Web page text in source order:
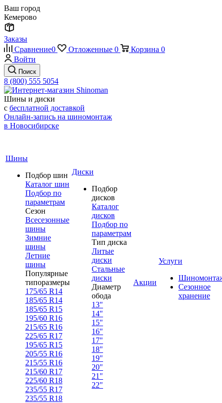
Ваш город
Кемерово
Заказы
Сравнение0 Отложенные 0 Корзина 0
Войти
Поиск
8 (800) 555 5054
Шины и диски
с бесплатной доставкой
Онлайн-запись на шиномонтаж
в Новосибирске
Шины
Подбор шин
Каталог шин
Подбор по
параметрам
Сезон
Всесезонные
шины
Зимние
шины
Летние
шины
Популярные
типоразмеры
175/65 R14
185/65 R14
185/65 R15
195/60 R16
215/65 R16
225/65 R17
195/65 R15
205/55 R16
215/55 R16
215/60 R17
225/60 R18
235/55 R17
235/55 R18
Диски
Подбор
дисков
Каталог
дисков
Подбор по
параметрам
Тип диска
Литые
диски
Стальные
диски
Диаметр
обода
13"
14"
15"
16"
17"
18"
19"
20"
21"
22"
Акции
Услуги
Сезонное
хранение